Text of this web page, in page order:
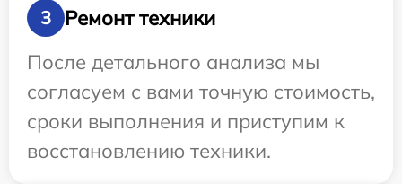
3
Ремонт техники
После детального анализа мы
согласуем с вами точную стоимость,
сроки выполнения и приступим к
восстановлению техники.